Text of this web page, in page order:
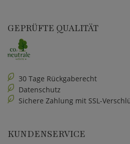
GEPRÜFTE QUALITÄT
30 Tage Rückgaberecht
Datenschutz
Sichere Zahlung mit SSL-
KUNDENSERVICE